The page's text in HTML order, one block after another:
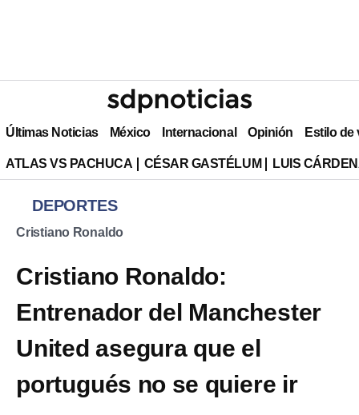
Últimas Noticias México Internacional Opinión Estilo de
ATLAS VS PACHUCA CÉSAR GASTÉLUM LUIS
DEPORTES
Cristiano Ronaldo
Cristiano Ronaldo:
Entrenador del Manchester
United asegura que el
portugués no se quiere ir